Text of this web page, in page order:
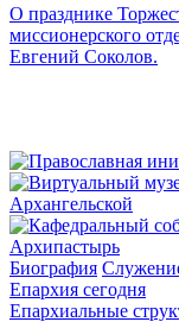
О празднике
миссионерского
Евгений Соколов.
Архипастырь
Биография
Епархия сегодня
Епархиальные